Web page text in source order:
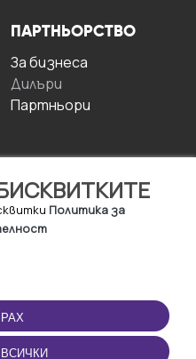
Политика за
ПАРТНЬОРСТВО
За бизнесa
Дилъри
Партньори
ПРИЛОЖЕНИЕТО